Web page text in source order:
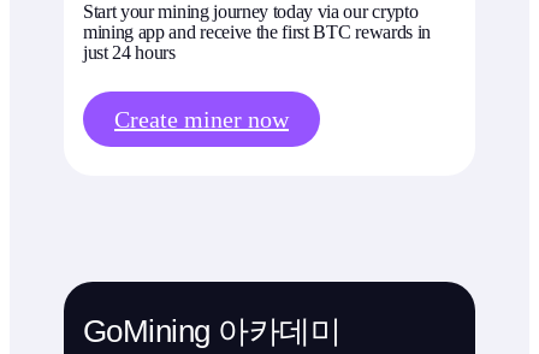
Start your mining journey today via our crypto
mining app and receive the first BTC rewards in
just 24 hours
Create miner now
GoMining 아카데미